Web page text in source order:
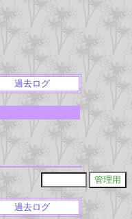
過去ログ
過去ログ